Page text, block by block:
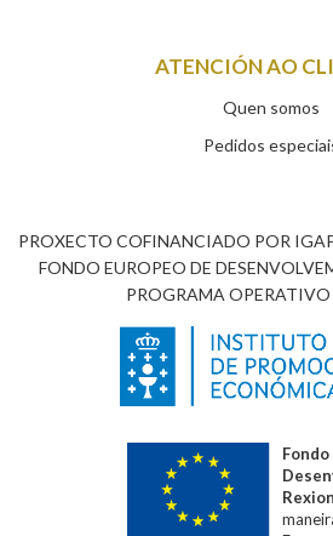
ATENCIÓN AO
Quen somos
Pedidos
PROXECTO COFINANCIADO POR
FONDO EUROPEO DE
PROGRAMA